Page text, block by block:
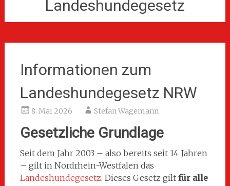
Landeshundegesetz
Informationen zum
Landeshundegesetz NRW
8. Mai 2026 Stefan Wagemann
Gesetzliche Grundlage
Seit dem Jahr 2003 – also bereits seit 14 Jahren
– gilt in Nordrhein-Westfalen das
Landeshundegesetz. Dieses Gesetz gilt für alle